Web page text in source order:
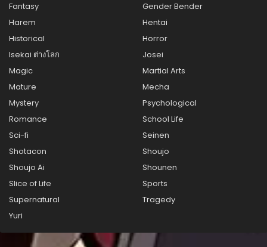
Fantasy
Gender Bender
Harem
Hentai
Historical
Horror
Isekai ต่างโลก
Josei
Magic
Martial Arts
Mature
Mecha
Mystery
Psychological
Romance
School Life
Sci-fi
Seinen
Shotacon
Shoujo
Shoujo Ai
Shounen
Slice of Life
Sports
Supernatural
Tragedy
Yuri